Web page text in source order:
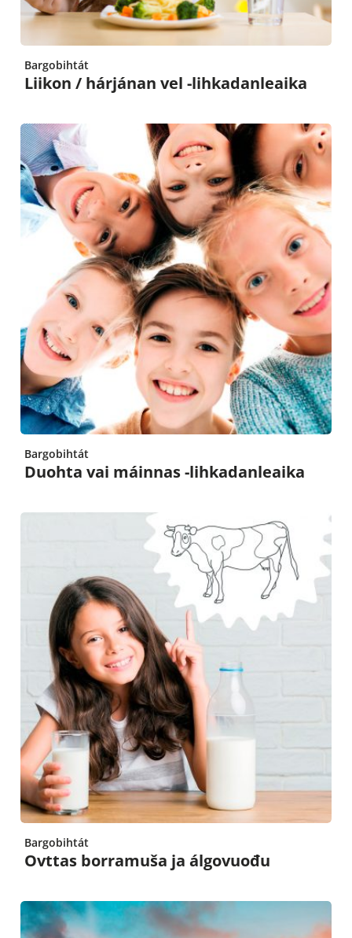
Bargobihtát
Liikon / hárjánan vel -lihkadanleaika
Bargobihtát
Duohta vai máinnas -lihkadanleaika
Bargobihtát
Ovttas borramuša ja álgovuođu